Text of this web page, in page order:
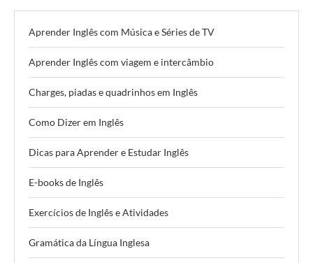
Aprender Inglês com Música e Séries de TV
Aprender Inglês com viagem e intercâmbio
Charges, piadas e quadrinhos em Inglês
Como Dizer em Inglês
Dicas para Aprender e Estudar Inglês
E-books de Inglês
Exercícios de Inglês e Atividades
Gramática da Língua Inglesa